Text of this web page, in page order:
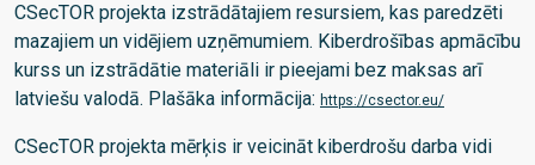
CSecTOR projekta izstrādātajiem resursiem, kas paredzēti
mazajiem un vidējiem uzņēmumiem. Kiberdrošības apmācību
kurss un izstrādātie materiāli ir pieejami bez maksas arī
latviešu valodā. Plašāka informācija: https://csector.eu/
CSecTOR projekta mērķis ir veicināt kiberdrošu darba vidi